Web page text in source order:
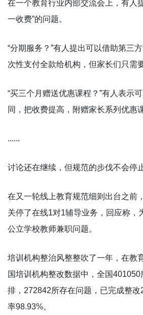
在一个教育行业内部交流会上，有人
一收费”的问题。
“分期服务？”有人提出可以借助第三
次性支付全款给机构，但家长们只需
“买三个月赠送优惠课程？”有人表示
同，把收费提高，附赠家长系列优惠
......
讨论还在继续，但规范的步伐不会停止
在又一轮线上教育规范细则出台之前
关停了在线1对1辅导业务，回应称，
公立学校教师兼职问题。
培训机构整治风整整吹了一年，在教
国培训机构整改数据中，全国
排，272842所存在问题，已完成整
率98.93%。